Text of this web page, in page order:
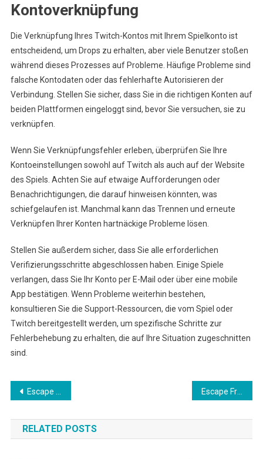
Kontoverknüpfung
Die Verknüpfung Ihres Twitch-Kontos mit Ihrem Spielkonto ist
entscheidend, um Drops zu erhalten, aber viele Benutzer stoßen
während dieses Prozesses auf Probleme. Häufige Probleme sind
falsche Kontodaten oder das fehlerhafte Autorisieren der
Verbindung. Stellen Sie sicher, dass Sie in die richtigen Konten auf
beiden Plattformen eingeloggt sind, bevor Sie versuchen, sie zu
verknüpfen.
Wenn Sie Verknüpfungsfehler erleben, überprüfen Sie Ihre
Kontoeinstellungen sowohl auf Twitch als auch auf der Website
des Spiels. Achten Sie auf etwaige Aufforderungen oder
Benachrichtigungen, die darauf hinweisen könnten, was
schiefgelaufen ist. Manchmal kann das Trennen und erneute
Verknüpfen Ihrer Konten hartnäckige Probleme lösen.
Stellen Sie außerdem sicher, dass Sie alle erforderlichen
Verifizierungsschritte abgeschlossen haben. Einige Spiele
verlangen, dass Sie Ihr Konto per E-Mail oder über eine mobile
App bestätigen. Wenn Probleme weiterhin bestehen,
konsultieren Sie die Support-Ressourcen, die vom Spiel oder
Twitch bereitgestellt werden, um spezifische Schritte zur
Fehlerbehebung zu erhalten, die auf Ihre Situation zugeschnitten
sind.
Post
navigation
Escape From Tarkov Wipe-Event Preise: Preistypen, Veranstaltungsdetails, Spielerfeedback
RELATED POSTS